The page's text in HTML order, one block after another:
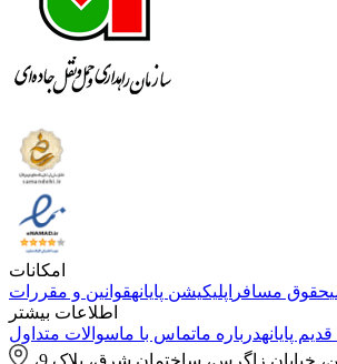
امکانات
حقوق مسافر اپلیکیشن پایانهقوانین و مقررات
اطلاعات بیشتر
پایانهدرباره ماتماس با ماسوالات متداول